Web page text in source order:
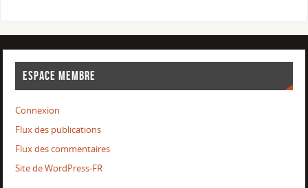
ESPACE MEMBRE
Connexion
Flux des publications
Flux des commentaires
Site de WordPress-FR